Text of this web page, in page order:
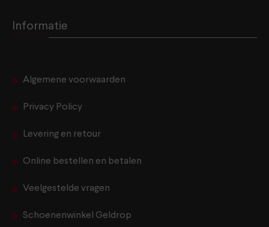
Informatie
Algemene voorwaarden
Privacy Policy
Levering en retour
Online bestellen en betalen
Veelgestelde vragen
Schoenenwinkel Geldrop